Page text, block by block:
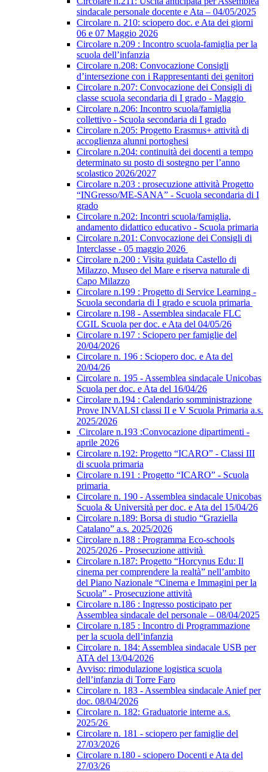
sindacale personale docente e Ata – 04/05/2025
Circolare n. 210: sciopero doc. e Ata dei giorni
06 e 07 Maggio 2026
Circolare n.209 : Incontro scuola-famiglia per la
scuola dell’infanzia
Circolare n.208: Convocazione Consigli
d’intersezione con i Rappresentanti dei genitori
Circolare n.207: Convocazione dei Consigli di
classe scuola secondaria di I grado - Maggio
Circolare n.206: Incontro scuola/famiglia
collettivo - Scuola secondaria di I grado
Circolare n.205: Progetto Erasmus+ attività di
accoglienza alunni portoghesi
Circolare n.204: continuità dei docenti a tempo
determinato su posto di sostegno per l’anno
scolastico 2026/2027
Circolare n.203 : prosecuzione attività Progetto
“INGresso/ME-SANA” - Scuola secondaria di I
grado
Circolare n.202: Incontri scuola/famiglia,
andamento didattico educativo - Scuola primaria
Circolare n.201: Convocazione dei Consigli di
Interclasse - 05 maggio 2026
Circolare n.200 : Visita guidata Castello di
Milazzo, Museo del Mare e riserva naturale di
Capo Milazzo
Circolare n.199 : Progetto di Service Learning -
Scuola secondaria di I grado e scuola primaria
Circolare n.198 - Assemblea sindacale FLC
CGIL Scuola per doc. e Ata del 04/05/26
Circolare n.197 : Sciopero per famiglie del
20/04/2026
Circolare n. 196 : Sciopero doc. e Ata del
20/04/26
Circolare n. 195 - Assemblea sindacale Unicobas
Scuola per doc. e Ata del 16/04/26
Circolare n.194 : Calendario somministrazione
Prove INVALSI classi II e V Scuola Primaria a.s.
2025/2026
Circolare n.193 :Convocazione dipartimenti -
aprile 2026
Circolare n.192: Progetto “ICARO” - Classi III
di scuola primaria
Circolare n.191 : Progetto “ICARO” - Scuola
primaria
Circolare n. 190 - Assemblea sindacale Unicobas
Scuola & Università per doc. e Ata del 15/04/26
Circolare n.189: Borsa di studio “Graziella
Catalano” a.s. 2025/2026
Circolare n.188 : Programma Eco-schools
2025/2026 - Prosecuzione attività
Circolare n.187: Progetto “Horcynus Edu: Il
cinema per comprendere la realtà” nell’ambito
del Piano Nazionale “Cinema e Immagini per la
Scuola” - Prosecuzione attività
Circolare n.186 : Ingresso posticipato per
Assemblea sindacale del personale – 08/04/2025
Circolare n.185 : Incontro di Programmazione
per la scuola dell’infanzia
Circolare n. 184: Assemblea sindacale USB per
ATA del 13/04/2026
Avviso: rimodulazione logistica scuola
dell’infanzia di Torre Faro
Circolare n. 183 - Assemblea sindacale Anief per
doc. 08/04/2026
Circolare n. 182: Graduatorie interne a.s.
2025/26
Circolare n. 181 - sciopero per famiglie del
27/03/2026
Circolare n.180 - sciopero Docenti e Ata del
27/03/26